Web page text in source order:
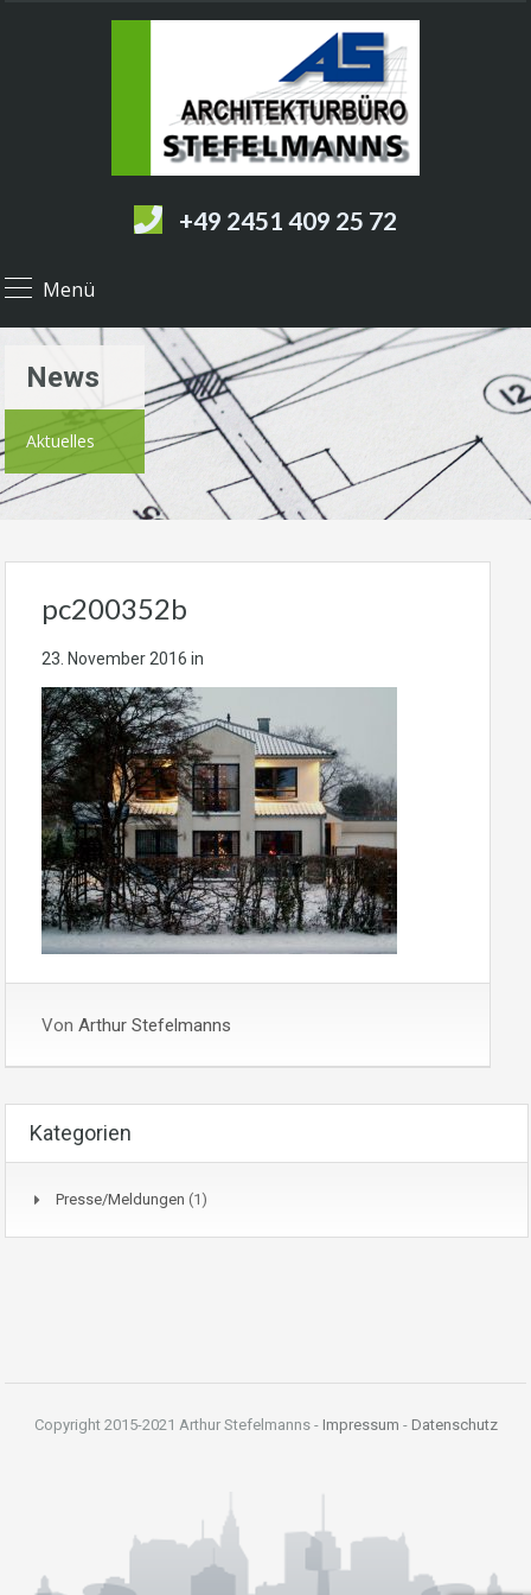
+49 2451 409 25 72
Menü
News
Aktuelles
pc200352b
23. November 2016 in
Von Arthur Stefelmanns
Kategorien
Presse/Meldungen (1)
Copyright 2015-2021 Arthur Stefelmanns - Impressum - Datenschutz